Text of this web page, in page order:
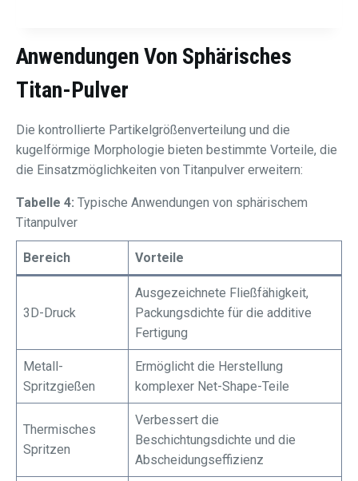
Anwendungen Von Sphärisches
Titan-Pulver
Die kontrollierte Partikelgrößenverteilung und die
kugelförmige Morphologie bieten bestimmte Vorteile, die
die Einsatzmöglichkeiten von Titanpulver erweitern:
Tabelle 4: Typische Anwendungen von sphärischem
Titanpulver
Bereich Vorteile
3D-Druck
Ausgezeichnete Fließfähigkeit,
Packungsdichte für die additive
Fertigung
Metall-
Spritzgießen
Ermöglicht die Herstellung
komplexer Net-Shape-Teile
Thermisches
Spritzen
Verbessert die
Beschichtungsdichte und die
Abscheidungseffizienz